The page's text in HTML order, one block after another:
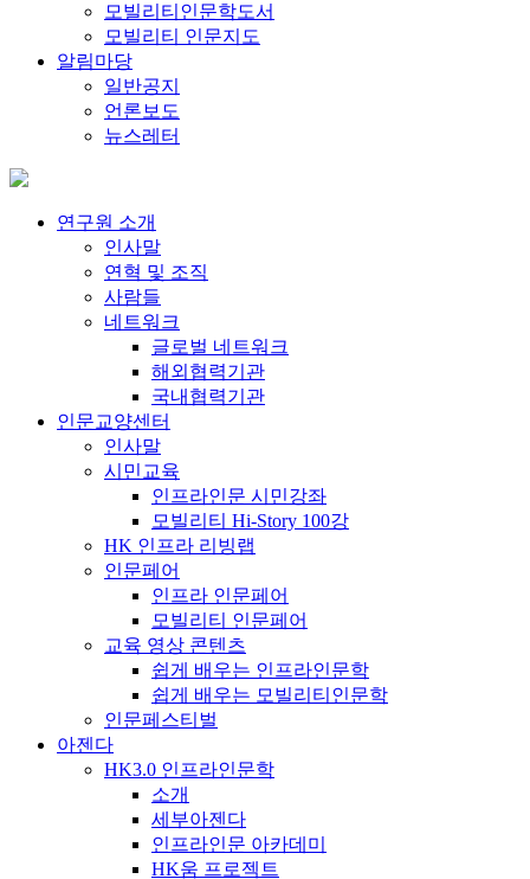
모빌리티인문학도서
모빌리티 인문지도
알림마당
일반공지
언론보도
뉴스레터
연구원 소개
인사말
연혁 및 조직
사람들
네트워크
글로벌 네트워크
해외협력기관
국내협력기관
인문교양센터
인사말
시민교육
인프라인문 시민강좌
모빌리티 Hi-Story 100강
HK 인프라 리빙랩
인문페어
인프라 인문페어
모빌리티 인문페어
교육 영상 콘텐츠
쉽게 배우는 인프라인문학
쉽게 배우는 모빌리티인문학
인문페스티벌
아젠다
HK3.0 인프라인문학
소개
세부아젠다
인프라인문 아카데미
HK움 프로젝트